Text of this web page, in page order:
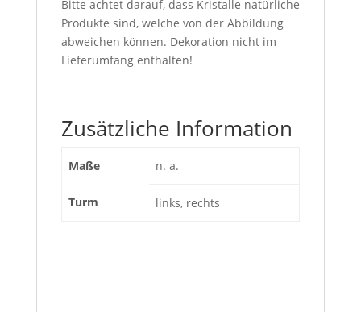
Bitte achtet darauf, dass Kristalle natürliche
Produkte sind, welche von der Abbildung
abweichen können. Dekoration nicht im
Lieferumfang enthalten!
Zusätzliche Information
Maße n. a.
Turm links, rechts